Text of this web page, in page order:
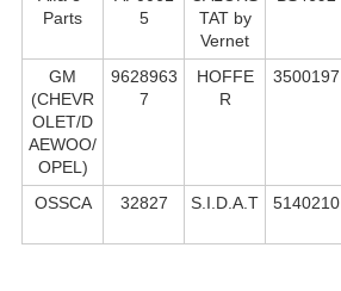
Parts
5
TAT by
Vernet
GM
(CHEVR
OLET/D
AEWOO/
OPEL)
9628963
7
HOFFE
R
3500197
OSSCA 32827 S.I.D.A.T 5140210